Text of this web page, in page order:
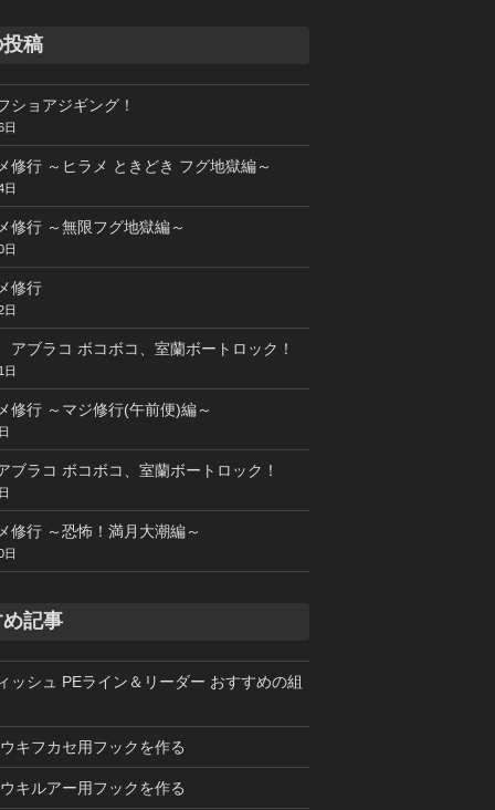
稿
ショアジギング！
日
修行 ～ヒラメ ときどき フグ地獄編～
日
修行 ～無限フグ地獄編～
日
修行
日
アブラコ ボコボコ、室蘭ボートロック！
日
修行 ～マジ修行(午前便)編～
ブラコ ボコボコ、室蘭ボートロック！
修行 ～恐怖！満月大潮編～
日
記事
ッシュ PEライン＆リーダー おすすめの組
キフカセ用フックを作る
キルアー用フックを作る